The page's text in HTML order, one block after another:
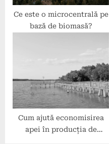
Ce este o microcentrală pe
bază de biomasă?
Cum ajută economisirea
apei în producția de